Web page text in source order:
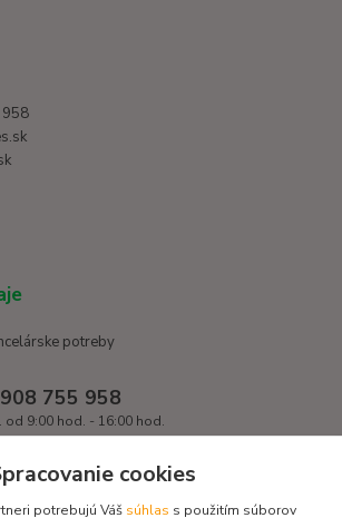
potreby
755 958
od 9:00 hod. - 16:00 hod.
cookies
potrebujú Váš súhlas s použitím súborov